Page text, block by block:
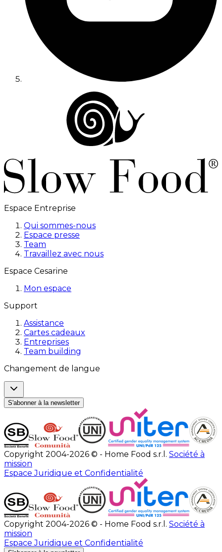
Espace Entreprise
Qui sommes-nous
Espace presse
Team
Travaillez avec nous
Espace Cesarine
Mon espace
Support
Assistance
Cartes cadeaux
Entreprises
Team building
Changement de langue
S'abonner à la newsletter
Copyright 2004-2026 © - Home Food s.r.l. Société à
mission
Espace Juridique et Confidentialité
Copyright 2004-2026 © - Home Food s.r.l. Société à
mission
Espace Juridique et Confidentialité